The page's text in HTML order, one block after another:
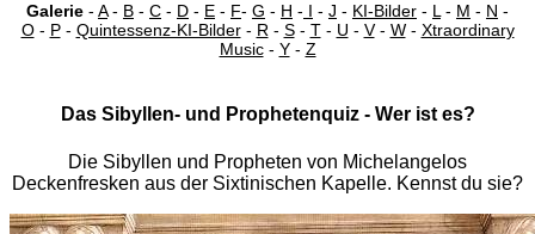
Galerie - A- B - C - D - E - F- G - H - I - J - KI-Bilder - L - M - N -
O- P- Quintessenz-KI-Bilder- R - S- T- U - V- W- Xtraordinary
Music- Y- Z
Das Sibyllen- und Prophetenquiz - Wer ist es?
Die Sibyllen und Propheten von Michelangelos
Deckenfresken aus der Sixtinischen Kapelle. Kennst du sie?